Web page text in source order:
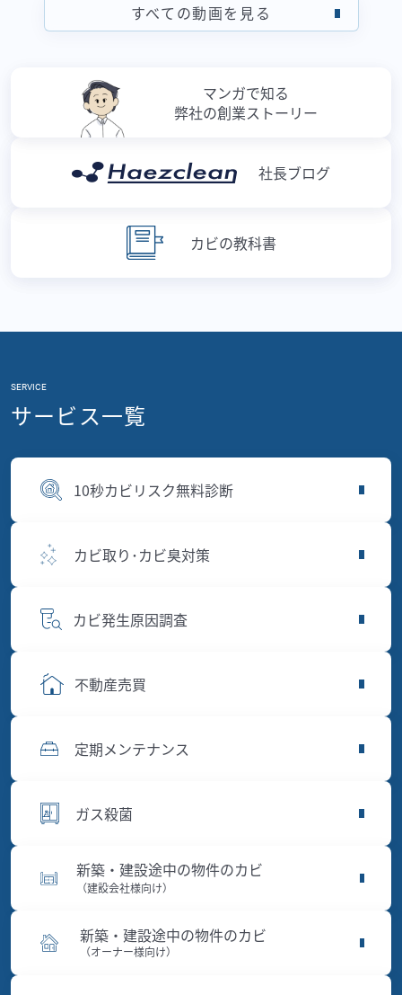
すべての動画を見る
カビの教科書
社長ブログ
マンガで知る
弊社の創業ストーリー
SERVICE
サービス一覧
10秒カビリスク無料診断
カビ取り･カビ臭対策
カビ発生原因調査
不動産売買
定期メンテナンス
ガス殺菌
新築・建設途中の物件のカビ
（建設会社様向け）
新築・建設途中の物件のカビ
（オーナー様向け）